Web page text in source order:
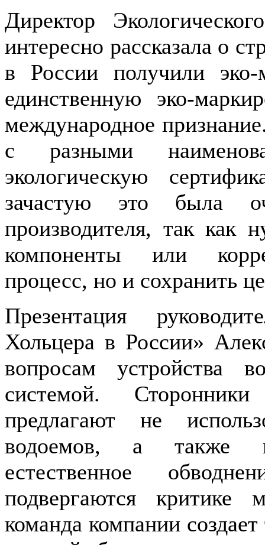
Директор
интересно рассказала о
в России получили
единственную эко-
международное
с разными
экологическую
зачастую это была
производителя, так как
компоненты или
процесс, но и сохранить
Презентация
Хольцера в России»
вопросам устройства
системой.
предлагают не
водоемов, а также
естественное
подвергаются
команда компании